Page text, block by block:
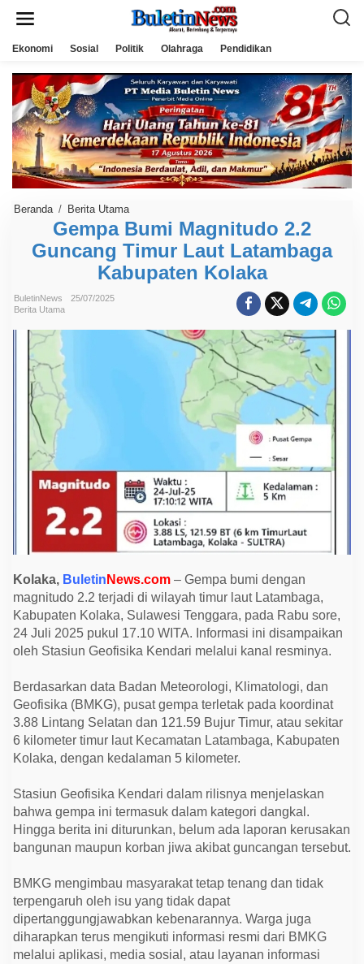
Ekonomi Sosial Politik Olahraga Pendidikan
Beranda / Berita Utama
e
m
p
a
B
u
a
u
n
c
a
n
g
T
m
u
r
L
a
u
t
L
t
m
b
g
a
b
p
a
t
e
K
o
l
a
k
a
Gempa Bumi Magnitudo 2.2
Guncang Timur Laut Latambaga
Kabupaten Kolaka
BuletinNews
25/07/2025
Berita Utama
Kolaka, Buletin News.com – Gempa bumi dengan
magnitudo 2.2 terjadi di wilayah timur laut Latambaga,
Kabupaten Kolaka, Sulawesi Tenggara, pada Rabu sore,
24 Juli 2025 pukul 17.10 WITA. Informasi ini disampaikan
oleh Stasiun Geofisika Kendari melalui kanal resminya.
Berdasarkan data Badan Meteorologi, Klimatologi, dan
Geofisika (BMKG), pusat gempa terletak pada koordinat
3.88 Lintang Selatan dan 121.59 Bujur Timur, atau sekitar
6 kilometer timur laut Kecamatan Latambaga, Kabupaten
Kolaka, dengan kedalaman 5 kilometer.
Stasiun Geofisika Kendari dalam rilisnya menjelaskan
bahwa gempa ini termasuk dalam kategori dangkal.
Hingga berita ini diturunkan, belum ada laporan kerusakan
bangunan maupun korban jiwa akibat guncangan tersebut.
BMKG mengimbau masyarakat tetap tenang dan tidak
terpengaruh oleh isu yang tidak dapat
dipertanggungjawabkan kebenarannya. Warga juga
diharapkan terus mengikuti informasi resmi dari BMKG
melalui aplikasi, media sosial, atau layanan informasi